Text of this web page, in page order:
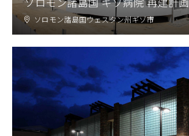
ソロモン諸島国ウェスタン州ギゾ市